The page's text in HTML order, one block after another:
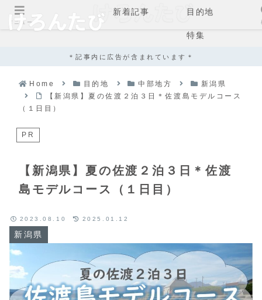
新着記事 目的地
特集
＊記事内に広告が含まれています＊
Home 目的地 中部地方
新潟県
【新潟県】夏の佐渡２泊３日＊佐渡島モデルコース
（１日目）
PR
【新潟県】夏の佐渡２泊３日＊佐渡
島モデルコース（１日目）
新潟県
2023.08.10 2025.01.12
メニュー